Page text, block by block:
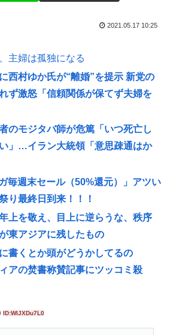
2021.05.17 10:25
主婦は孤独になる
西村ゆか氏が“離婚”を提示 新党の
ず激怒「信頼関係が保てず夫婦を
のモジタバ師が危篤「いつ死亡し
」…イラン大統領「意思疎通はか
毎週末セール（50%還元）」アツい
り最終日到来！！！
上を敬え、目上に逆らうな、秩序
東アジアに残したもの
書くとか頭がどうかしてるの
アの焚書称賛記事にツッコミ殺
ID:WIJXDu7L0